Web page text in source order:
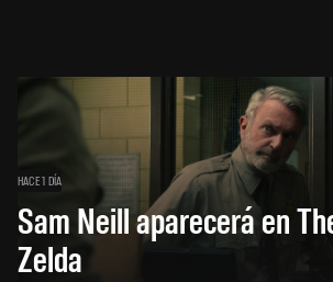
HACE 1 DÍA
Sam Neill aparecerá en
Zelda